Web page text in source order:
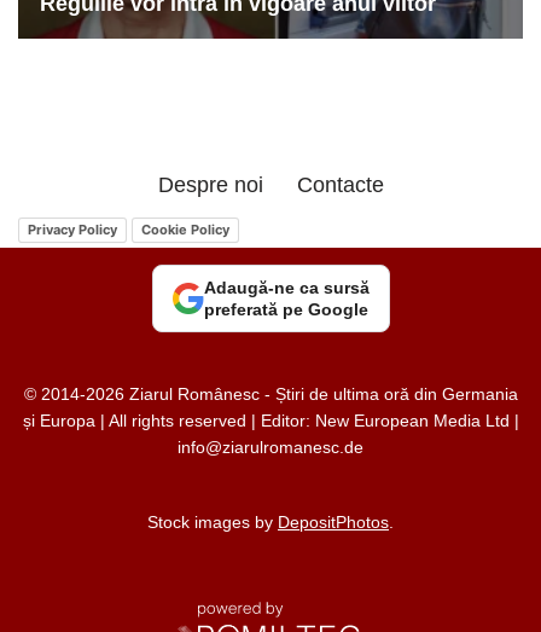
Despre noi Contacte
Privacy Policy Cookie Policy
Adaugă-ne ca sursă
preferată pe Google
© 2014-2026 Ziarul Românesc - Știri de ultima oră din Germania
și Europa | All rights reserved | Editor: New European Media Ltd |
info@ziarulromanesc.de
Stock images by DepositPhotos.